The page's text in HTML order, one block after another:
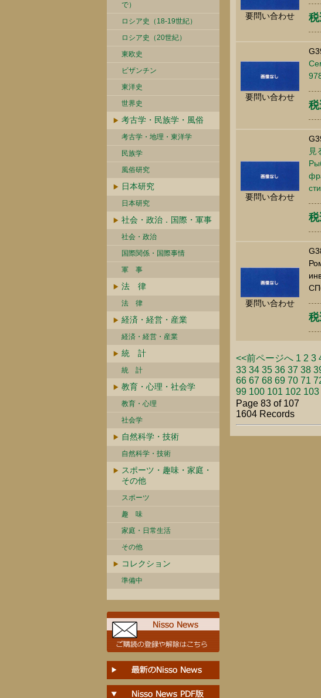
で）
ロシア史（18-19世紀）
ロシア史（20世紀）
東欧史
ビザンチン
東洋史
世界史
考古学・民族学・風俗
考古学・地理・東洋学
民族学
風俗研究
日本研究
日本研究
社会・政治．国際・軍事
社会・政治
国際関係・国際事情
軍 事
法 律
法 律
経済・経営・産業
経済・経営・産業
統 計
統 計
教育・心理・社会学
教育・心理
社会学
自然科学・技術
自然科学・技術
スポーツ・趣味・家庭・
その他
スポーツ
趣 味
家庭・日常生活
その他
コレクション
準備中
要問い合わせ
要問い合わせ
要問い合わせ
見
要問い合わせ
<<前ページへ 1 2 3
33 34 35 36 37 38
66 67 68 69 70 71
99 100 101 102 103
Page 83 of 107
1604 Records